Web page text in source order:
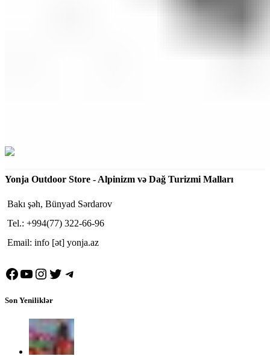
Yonja Outdoor Store - Alpinizm və Dağ Turizmi Malları
Bakı şəh, Bünyad Sərdarov
Tel.: +994(77) 322-66-96
Email: info [ət] yonja.az
Facebook
YouTube
Instagram
TwitterTelegram
Son Yeniliklər